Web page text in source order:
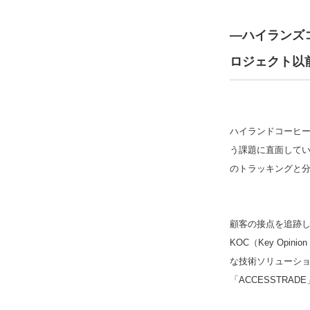
―ハイランズ
ロジェクト以
ハイランドコーヒ
う課題に直面して
のトラッキングと
顧客の接点を追跡
KOC（Key
な技術ソリューシ
「